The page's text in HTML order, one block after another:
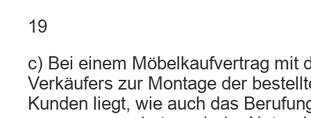
19
c) Bei einem Möbelkaufvertrag mit
Verkäufers zur Montage der
Kunden liegt, wie auch das